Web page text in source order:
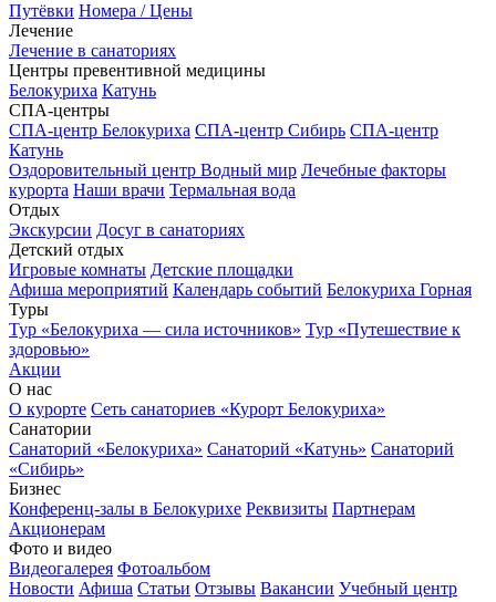
Путёвки Номера / Цены
Лечение
Лечение в санаториях
Центры превентивной медицины
Белокуриха Катунь
СПА-центры
СПА-центр Белокуриха СПА-центр Сибирь СПА-центр
Катунь
Оздоровительный центр Водный мир Лечебные факторы
курорта Наши врачи Термальная вода
Отдых
Экскурсии Досуг в санаториях
Детский отдых
Игровые комнаты Детские площадки
Афиша мероприятий Календарь событий Белокуриха Горная
Туры
Тур «Белокуриха — сила источников» Тур «Путешествие к
здоровью»
Акции
О нас
О курорте Сеть санаториев «Курорт Белокуриха»
Санатории
Санаторий «Белокуриха» Санаторий «Катунь» Санаторий
«Сибирь»
Бизнес
Конференц-залы в Белокурихе Реквизиты Партнерам
Акционерам
Фото и видео
Видеогалерея Фотоальбом
Новости Афиша Статьи Отзывы Вакансии Учебный центр